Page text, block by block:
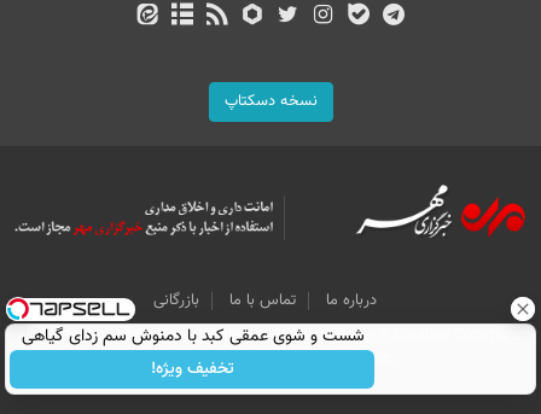
نسخه دسکتاپ
درباره ما تماس با ما
بازرگانی
All Content by Mehr News Agency is licensed under a Creative Commons
Attribution 4.0 International License.
شست و شوی عمقی کبد با دمنوش سم زدای گیاهی
تخفیف ویژه!